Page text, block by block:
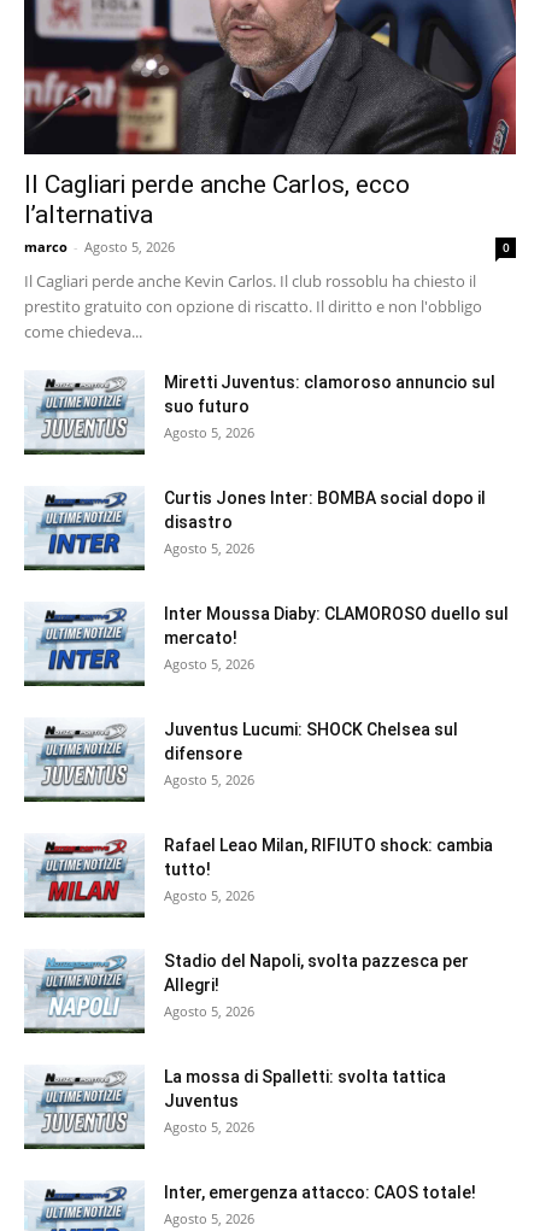
Il Cagliari perde anche Carlos, ecco
l’alternativa
marco - Agosto 5, 2026 0
Il Cagliari perde anche Kevin Carlos. Il club rossoblu ha chiesto il
prestito gratuito con opzione di riscatto. Il diritto e non l'obbligo
come chiedeva...
Miretti Juventus: clamoroso annuncio sul
suo futuro
Agosto 5, 2026
Curtis Jones Inter: BOMBA social dopo il
disastro
Agosto 5, 2026
Inter Moussa Diaby: CLAMOROSO duello sul
mercato!
Agosto 5, 2026
Juventus Lucumi: SHOCK Chelsea sul
difensore
Agosto 5, 2026
Rafael Leao Milan, RIFIUTO shock: cambia
tutto!
Agosto 5, 2026
Stadio del Napoli, svolta pazzesca per
Allegri!
Agosto 5, 2026
La mossa di Spalletti: svolta tattica
Juventus
Agosto 5, 2026
Inter, emergenza attacco: CAOS totale!
Agosto 5, 2026